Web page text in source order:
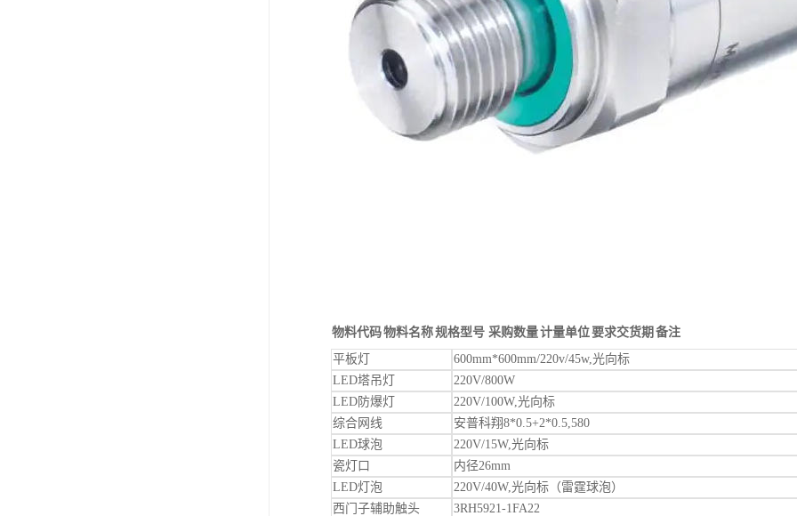
物料代码物料名称规格型号 采购数量计量单位要求交货期 备注
平板灯
600mm*600mm/220v/45w,光向标
LED塔吊灯
220V/800W
LED防爆灯
220V/100W,光向标
综合网线
安普科翔8*0.5+2*0.5,580
LED球泡
220V/15W,光向标
瓷灯口
内径26mm
LED灯泡
220V/40W,光向标（雷霆球泡）
西门子辅助触头
3RH5921-1FA22